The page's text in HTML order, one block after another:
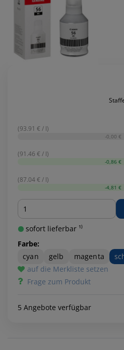
(93.91 € / l)
-0,00 €
(91.46 € / l)
-0,86 €
(87.04 € / l)
-4,81 €
Menge
sofort lieferbar ¹⁾
Farbe:
cyan
gelb magenta
auf die Merkliste setzen
Frage zum Produkt
5 Angebote verfügbar